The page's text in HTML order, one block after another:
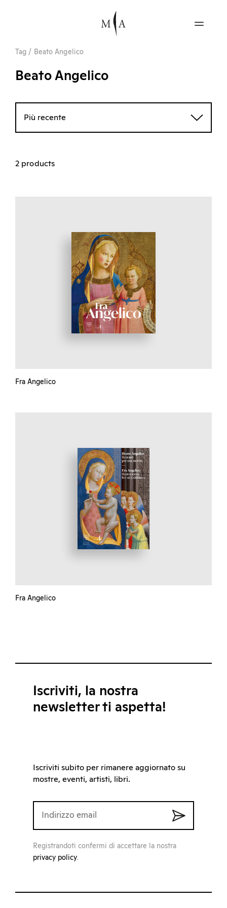
Tag / Beato Angelico
Beato Angelico
Più recente
2 products
Fra Angelico
Fra Angelico
Iscriviti, la nostra
newsletter ti aspetta!
Iscriviti subito per rimanere aggiornato su
mostre, eventi, artisti, libri.
Registrandoti confermi di accettare la nostra
privacy policy.